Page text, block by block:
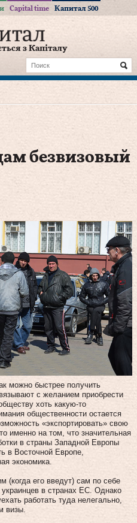
Capital time Капитал 500
з Капіталу
безвизовый
можно быстрее получить
с желанием приобрести
хоть какую-то
общественности остается
«экспортировать» свою
именно на том, что значительная
в страны Западной Европы
в Восточной Европе,
экономика.
(когда его введут) сам по себе
украинцев в странах ЕС. Однако
работать туда нелегально,
визы.